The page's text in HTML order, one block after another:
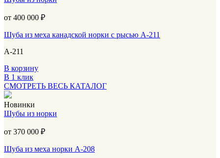
от 400 000 ₽
Шуба из меха канадской норки с рысью А-211
А-211
В корзину
В 1 клик
СМОТРЕТЬ ВЕСЬ КАТАЛОГ
Новинки
Шубы из норки
от 370 000 ₽
Шуба из меха норки А-208